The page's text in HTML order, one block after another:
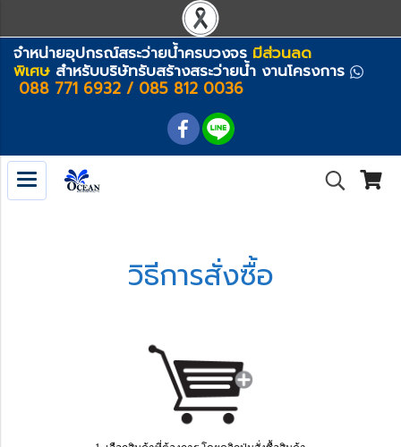
จำหน่ายอุปกรณ์สระว่ายน้ำครบวงจร มีส่วนลด
พิเศษ สำหรับบริษัทรับสร้างสระว่ายน้ำ งานโครงการ
088 771 6932 / 085 812 0036
วิธีการสั่งซื้อ